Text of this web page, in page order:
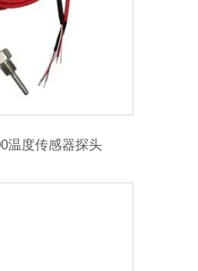
温度传感器探头